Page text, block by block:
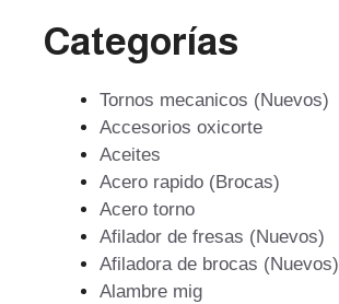
Categorías
Tornos mecanicos (Nuevos)
Accesorios oxicorte
Aceites
Acero rapido (Brocas)
Acero torno
Afilador de fresas (Nuevos)
Afiladora de brocas (Nuevos)
Alambre mig